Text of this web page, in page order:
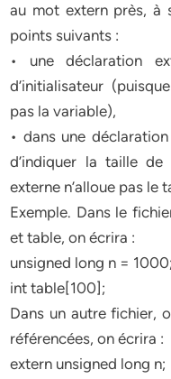
au mot extern près, à
points suivants :
• une déclaration
d’initialisateur
pas la variable),
• dans une
d’indiquer la taille
externe n’alloue pas le
Exemple. Dans le
et table, on écrira :
unsigned long n = 1000;
int table[100];
Dans un autre fichier,
référencées, on écrira :
extern unsigned long n;